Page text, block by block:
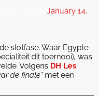
January 14,
slotfase. Waar Egypte
dit toernooi), was
Volgens DH Les
de finale” met een